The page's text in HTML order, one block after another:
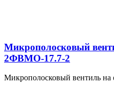
Микрополосковый
2ФВМO-17.7-2
Микрополосковый вентиль